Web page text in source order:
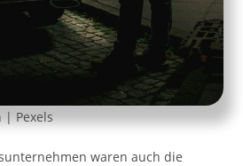
| Pexels
waren auch die